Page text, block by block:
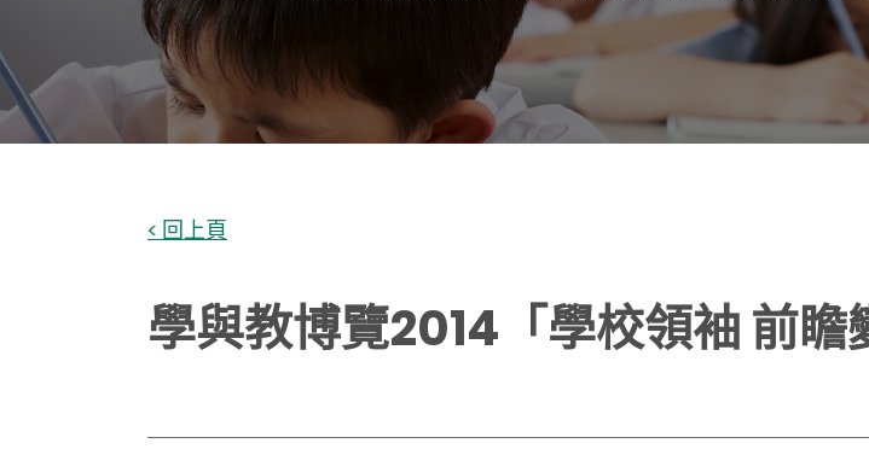
< 回上頁
學與教博覽2014「學校領袖 前